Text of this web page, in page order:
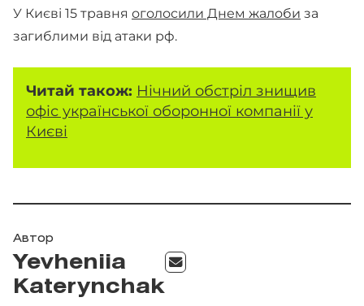
У Києві 15 травня оголосили Днем жалоби за
загиблими від атаки рф.
Читай також: Нічний обстріл знищив
офіс української оборонної компанії у
Києві
Автор
Yevheniia
Katerynchak